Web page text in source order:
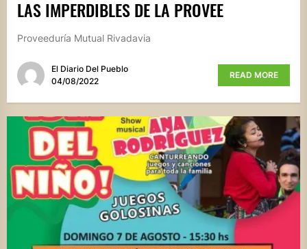
LAS IMPERDIBLES DE LA PROVEE
Proveeduría Mutual Rivadavia
El Diario Del Pueblo
04/08/2022
READ MORE